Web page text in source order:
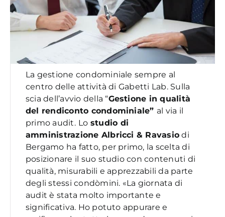
La gestione condominiale sempre al
centro delle attività di Gabetti Lab. Sulla
scia dell’avvio della “Gestione in qualità
del rendiconto condominiale” al via il
primo audit. Lo studio di
amministrazione Albricci & Ravasio di
Bergamo ha fatto, per primo, la scelta di
posizionare il suo studio con contenuti di
qualità, misurabili e apprezzabili da parte
degli stessicondòmini. «La giornata di
audit è stata molto importante e
significativa. Ho potuto appurare e